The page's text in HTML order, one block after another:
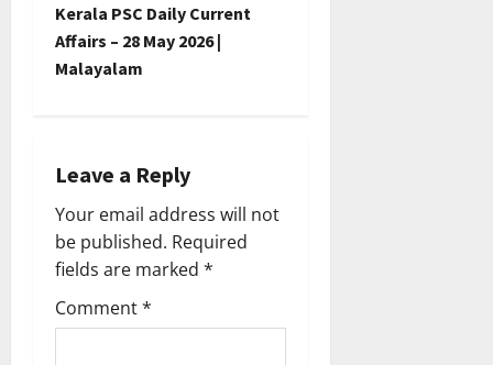
t
n
v
i
g
a
Kerala PSC Daily Current
Affairs – 28 May 2026 |
Malayalam
Leave a Reply
Your email address will not
be published. Required
fields are marked *
Comment*